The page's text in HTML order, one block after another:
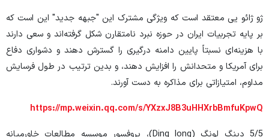
ژو ژائو یی معتقد است که ویژگی مشترک این "جبهه‌ جدید" این است که
بر پایه تجربیات ایران در حوزه نبرد نامتقارن شکل گرفته‌اند و سعی دارند
با هزینه‌ای نسبتاً پایین دامنه درگیری را گسترش دهند و دشواری دفاع
برای آمریکا و متحدانش را افزایش دهند، و بدین ترتیب در طول فرسایش
مداوم، امتیازاتی برای مذاکره به دست آورند.
https://mp.weixin.qq.com/s/YXzxJ8B3uHHXrbBmfuKpwQ
5/5 دینگ لونگ (Ding long)، پروفسور موسسه مطالعات خاورمیانه